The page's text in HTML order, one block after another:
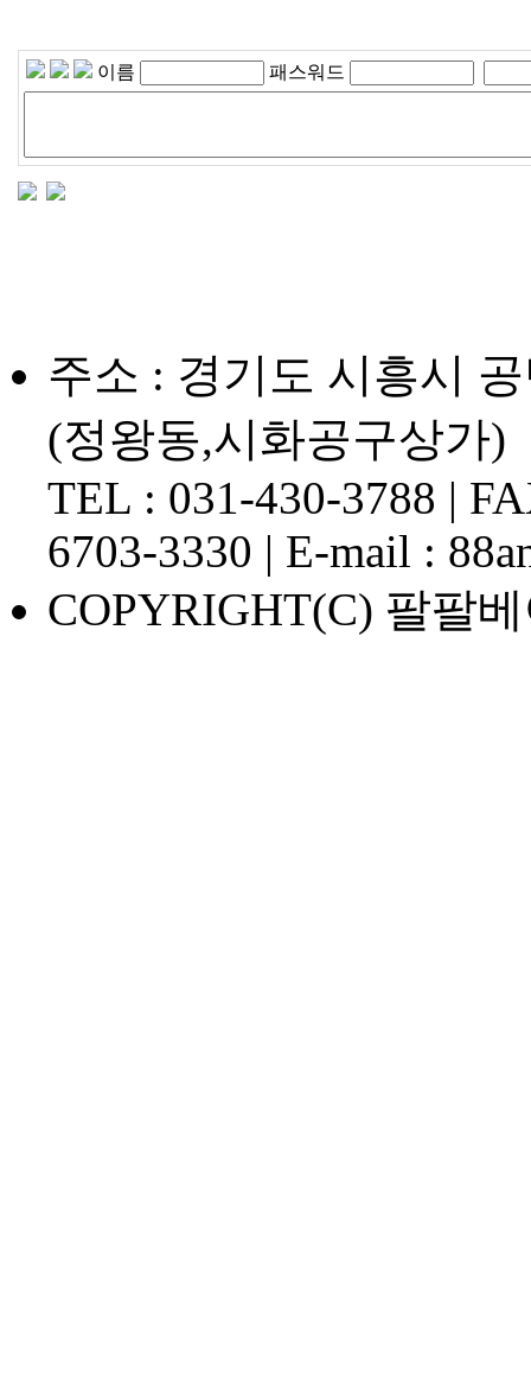
이름 패스워드
주소 : 경기도 시흥시
(정왕동,시화공구상가)
TEL : 031-430-3788 |
6703-3330 | E-mail :
COPYRIGHT(C) 팔팔